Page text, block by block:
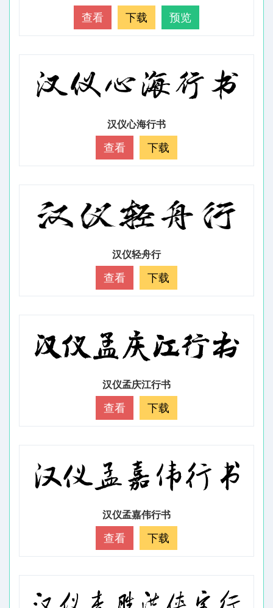
查看 下载 预览
汉仪心海行书
查看 下载
汉仪轻舟行
查看 下载
汉仪孟庆江行书
查看 下载
汉仪孟嘉伟行书
查看 下载